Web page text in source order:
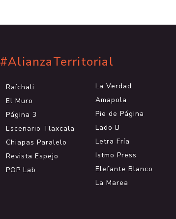
#AlianzaTerritorial
Raíchali
El Muro
Página 3
Escenario Tlaxcala
Chiapas Paralelo
Revista Espejo
POP Lab
.
La Verdad
Amapola
Pie de Página
Lado B
Letra Fría
Istmo Press
Elefante Blanco
La Marea